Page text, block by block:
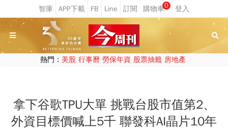
0
熱門： 美股 行事曆 勞保年資 股票抽籤 房地產
拿下谷歌TPU大單 挑戰台股市值第2、
外資目標價喊上5千 聯發科AI晶片10年